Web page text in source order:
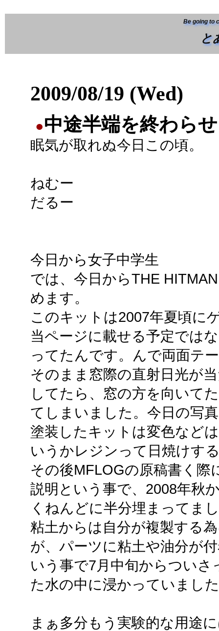
Be going to
と
2009/08/19 (Wed)
●中途半端を終わら
眠気が取れぬ今日この頃。
ねむー
だるー
今日から女子中学生
では、今日からTHE
めます。
このキットは2007年夏頃に
当ページに載せる予定では
ってたんです。んで両面テ
そのまま窓際の直射日光が
してたら、窓の方を向いて
てしまいました。今日の写
塗装したキットは変色など
いうかレジンって日焼けす
その後MFLOGの原稿書く
説明という事で、2008年秋
くねんどに半分埋まってま
粘土からは自分が複製する
が、パーツに粘土や油分が
いう事で7月中旬からつい
た水の中に浸かっていまし
まぁ多分もう実験的な用途